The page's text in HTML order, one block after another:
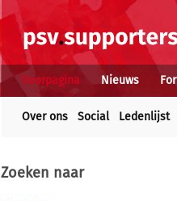
Voorpagina Nieuws
Over ons Social Ledenlijst
Zoeken naar